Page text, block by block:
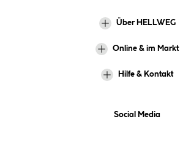
Über HELLWEG
Online & im Markt
Hilfe & Kontakt
Social Media